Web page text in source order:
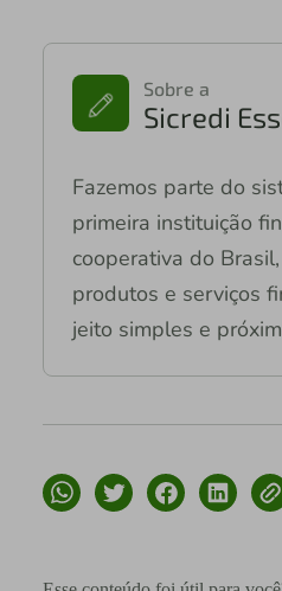
Sobre a
Sicredi
Fazemos parte do
primeira instituição
cooperativa do
produtos e serviços
jeito simples e